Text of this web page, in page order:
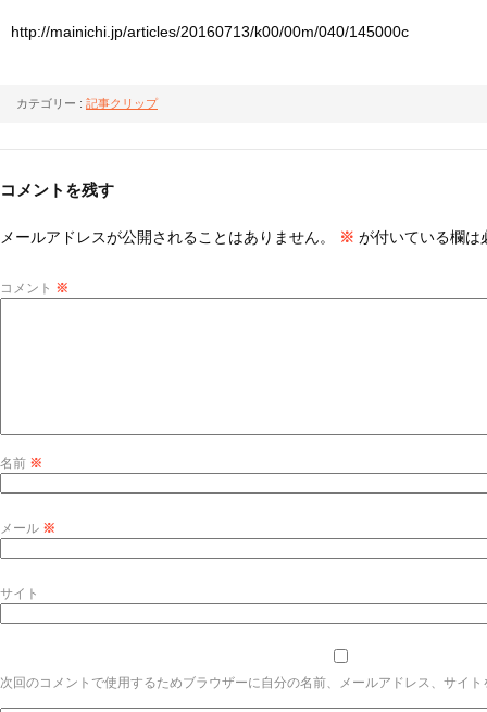
http://mainichi.jp/articles/20160713/k00/00m/040/145000c
カテゴリー : 記事クリップ
コメントを残す
メールアドレスが公開されることはありません。 ※ が付いている欄は
コメント ※
名前 ※
メール ※
サイト
次回のコメントで使用するためブラウザーに自分の名前、メールアドレス、サイト